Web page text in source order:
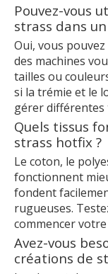
Pouvez-vous
strass dans
Oui, vous
des machines
tailles ou
si la trémie et le
gérer différentes
Quels tissus
strass hotfix ?
Le coton, le
fonctionnent
fondent
rugueuses.
commencer
Avez-vous
créations de